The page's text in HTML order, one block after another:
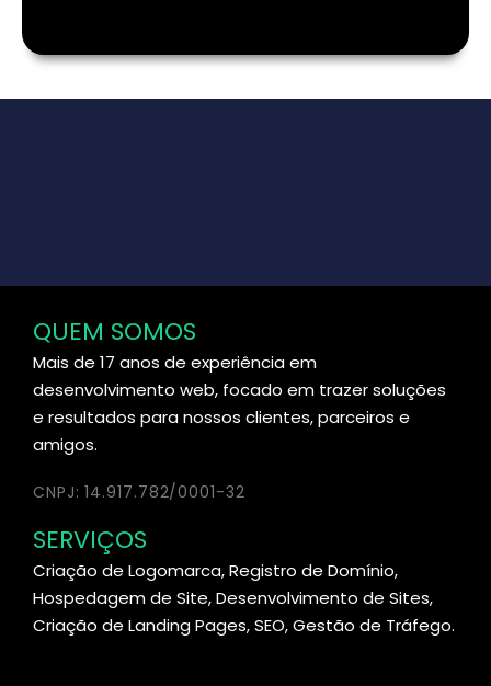
QUEM SOMOS
Mais de 17 anos de experiência em
desenvolvimento web, focado em trazer soluções
e resultados para nossos clientes, parceiros e
amigos.
CNPJ: 14.917.782/0001-32
SERVIÇOS
Criação de Logomarca, Registro de Domínio,
Hospedagem de Site, Desenvolvimento de Sites,
Criação de Landing Pages, SEO, Gestão de Tráfego.